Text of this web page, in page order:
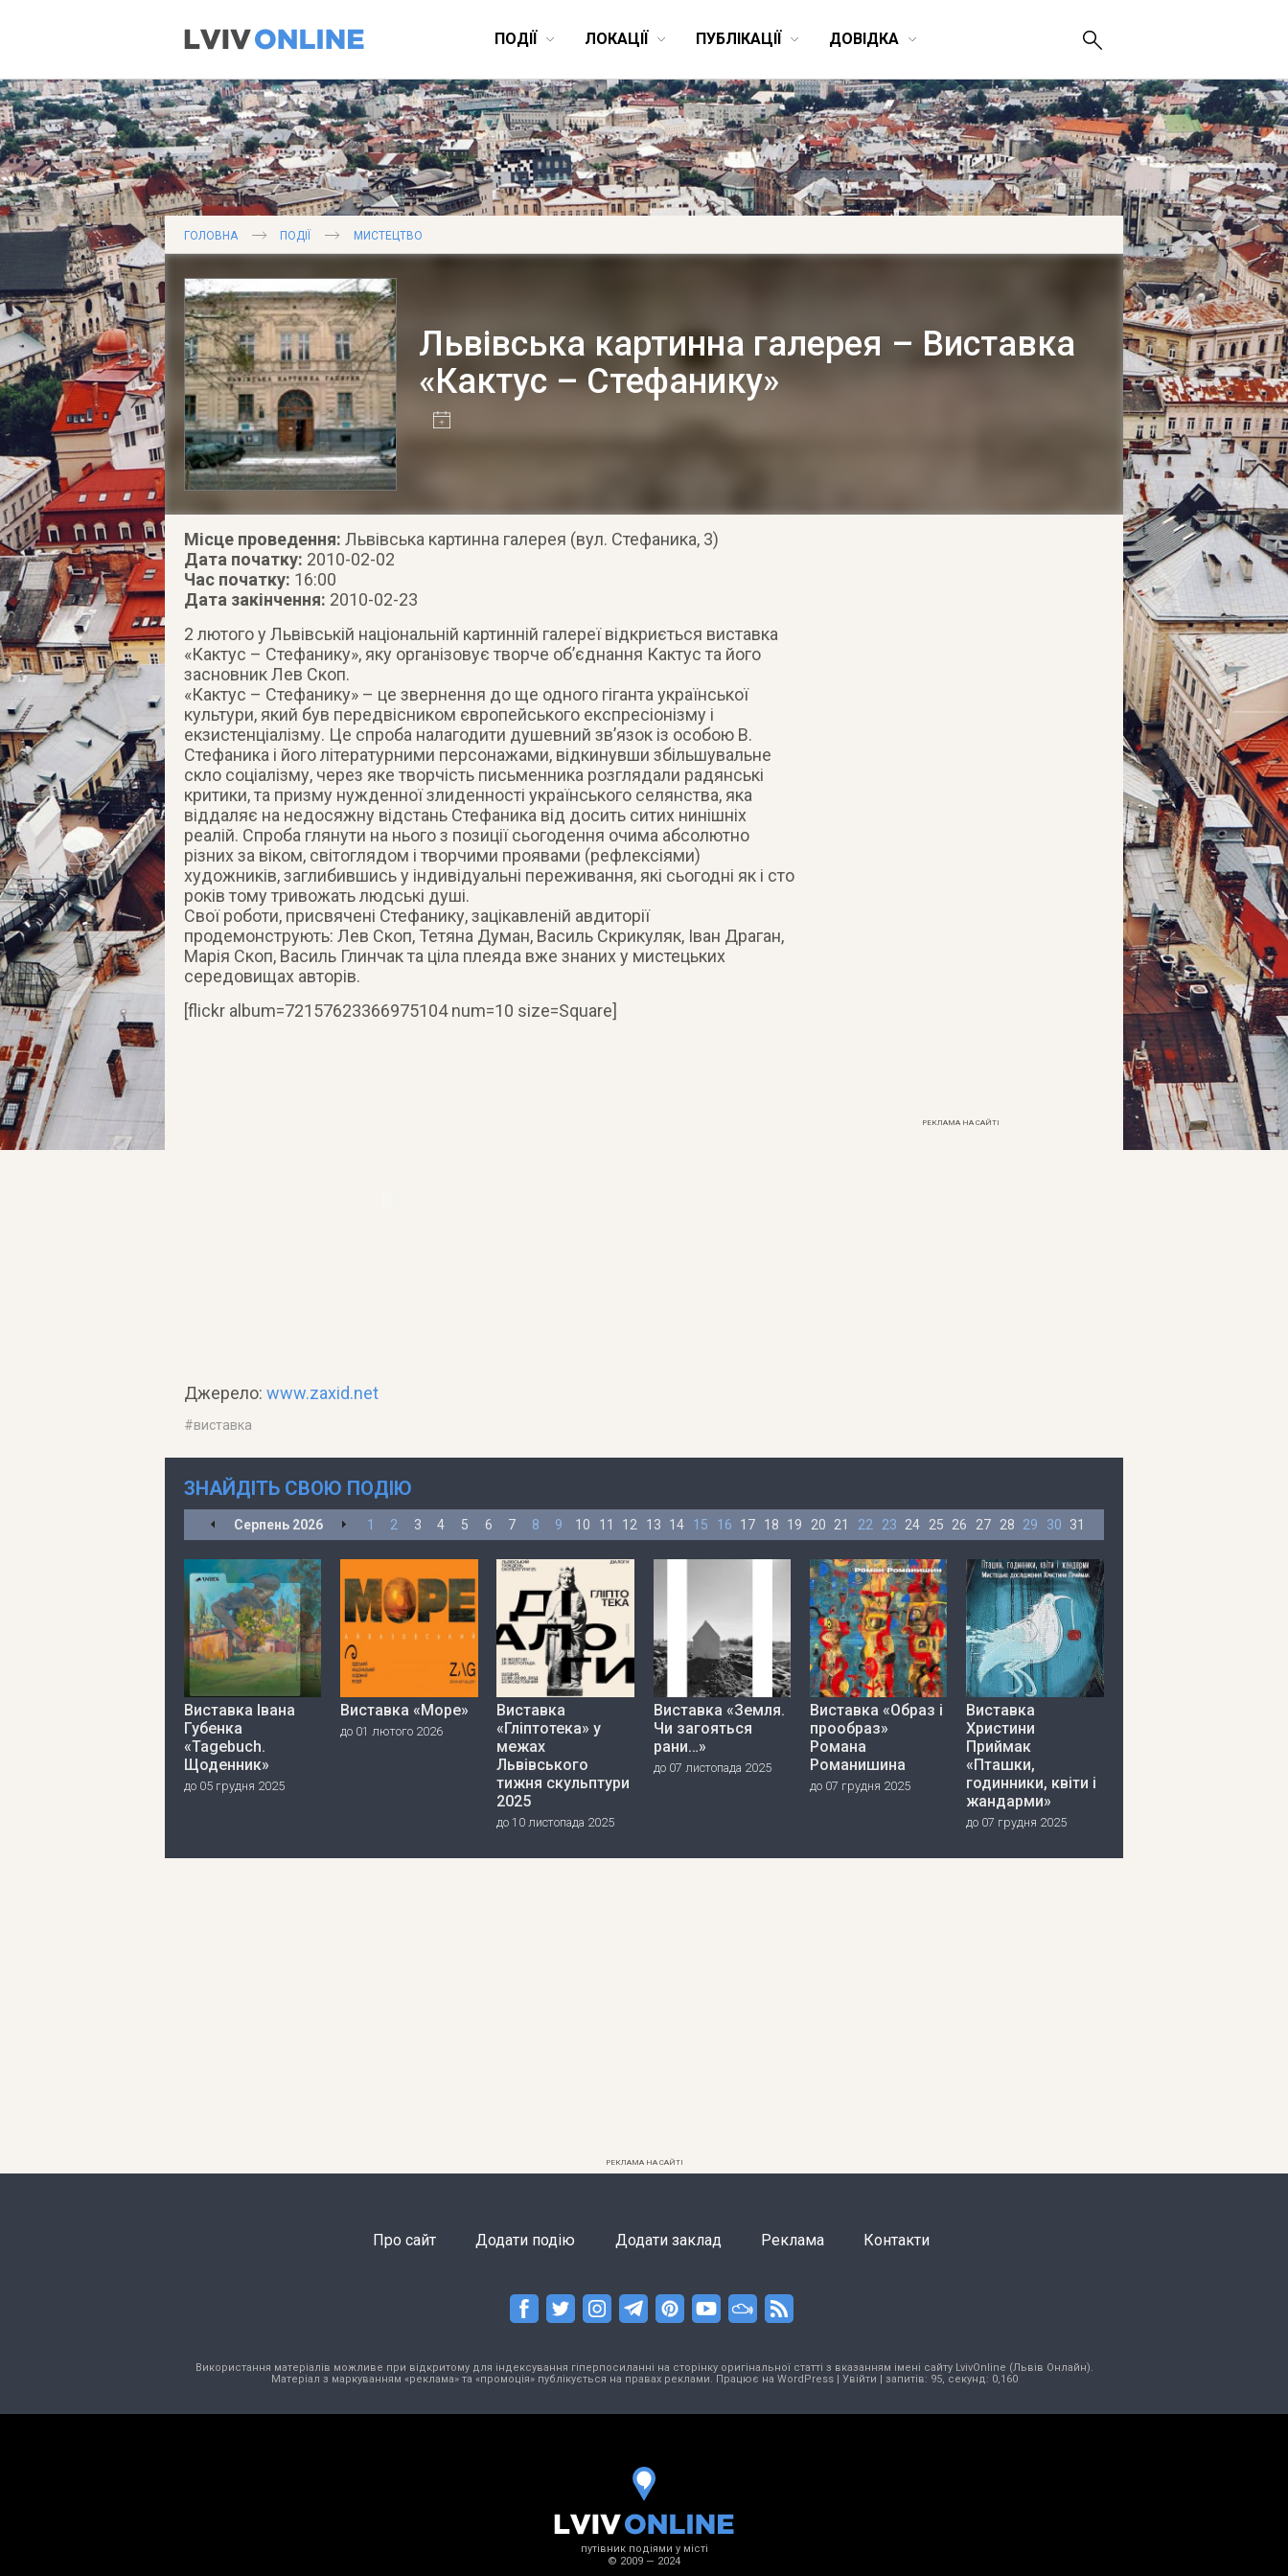
ПОДІЇ ЛОКАЦІЇ ПУБЛІКАЦІЇ ДОВІДКА
ГОЛОВНА ПОДІЇ МИСТЕЦТВО
Львівська картинна галерея – Виставка
«Кактус – Стефанику»
Місце проведення: Львівська картинна галерея (вул. Стефаника, 3)
Дата початку: 2010-02-02
Час початку: 16:00
Дата закінчення: 2010-02-23
2 лютого у Львівській національній картинній галереї відкриється виставка
«Кактус – Стефанику», яку організовує творче об’єднання Кактус та його
засновник Лев Скоп.
«Кактус – Стефанику» – це звернення до ще одного гіганта української
культури, який був передвісником європейського експресіонізму і
екзистенціалізму. Це спроба налагодити душевний зв’язок із особою В.
Стефаника і його літературними персонажами, відкинувши збільшувальне
скло соціалізму, через яке творчість письменника розглядали радянські
критики, та призму нужденної злиденності українського селянства, яка
віддаляє на недосяжну відстань Стефаника від досить ситих нинішніх
реалій. Спроба глянути на нього з позиції сьогодення очима абсолютно
різних за віком, світоглядом і творчими проявами (рефлексіями)
художників, заглибившись у індивідуальні переживання, які сьогодні як і сто
років тому тривожать людські душі.
Свої роботи, присвячені Стефанику, зацікавленій авдиторії
продемонструють: Лев Cкоп, Тетяна Думан, Василь Скрикуляк, Іван Драган,
Марія Скоп, Василь Глинчак та ціла плеяда вже знаних у мистецьких
середовищах авторів.
[flickr album=72157623366975104 num=10 size=Square]
Джерело: www.zaxid.net
#виставка
РЕКЛАМА НА САЙТІ
ЗНАЙДІТЬ СВОЮ ПОДІЮ
Серпень 2026 1 2 3 4 5 6 7 8 9 10 11 12 13 14 15 16 17 18 19 20 21 22 23 24 25 26 27 28 29 30 31
Виставка Івана
Губенка
«Tagebuch.
Щоденник»
до 05 грудня 2025
Виставка «Море»
до 01 лютого 2026
Виставка
«Гліптотека» у
межах
Львівського
тижня скульптури
2025
до 10 листопада 2025
Виставка «Земля.
Чи загояться
рани…»
до 07 листопада 2025
Виставка «Образ і
прообраз»
Романа
Романишина
до 07 грудня 2025
Виставка
Христини
Приймак
«Пташки,
годинники, квіти і
жандарми»
до 07 грудня 2025
РЕКЛАМА НА САЙТІ
Про сайт Додати подію Додати заклад Реклама Контакти
Використання матеріалів можливе при відкритому для індексування гіперпосиланні на сторінку оригінальної статті з вказанням імені сайту LvivOnline (Львів Онлайн).
Матеріал з маркуванням «реклама» та «промоція» публікується на правах реклами. Працює на WordPress| Увійти | запитів: 95, секунд: 0,160
путівник подіями у місті
© 2009 — 2024